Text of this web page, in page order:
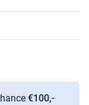
€100,-